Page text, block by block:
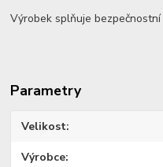
Výrobek splňuje
Parametry
Velikost
Výrobce